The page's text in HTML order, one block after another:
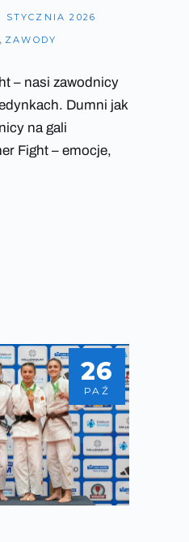
STYCZNIA 2026
, ZAWODY
– nasi zawodnicy
Dumni jak
na gali
Fight – emocje,
26
PAŹ